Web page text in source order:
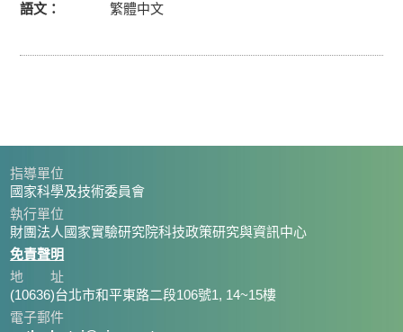
語文
繁體中文
指導單位
國家科學及技術委員會
執行單位
財團法人國家實驗研究院科技政策研究與資訊中心
免責聲明
地 址
(10636)台北市和平東路二段106號1, 14~15樓
電子郵件